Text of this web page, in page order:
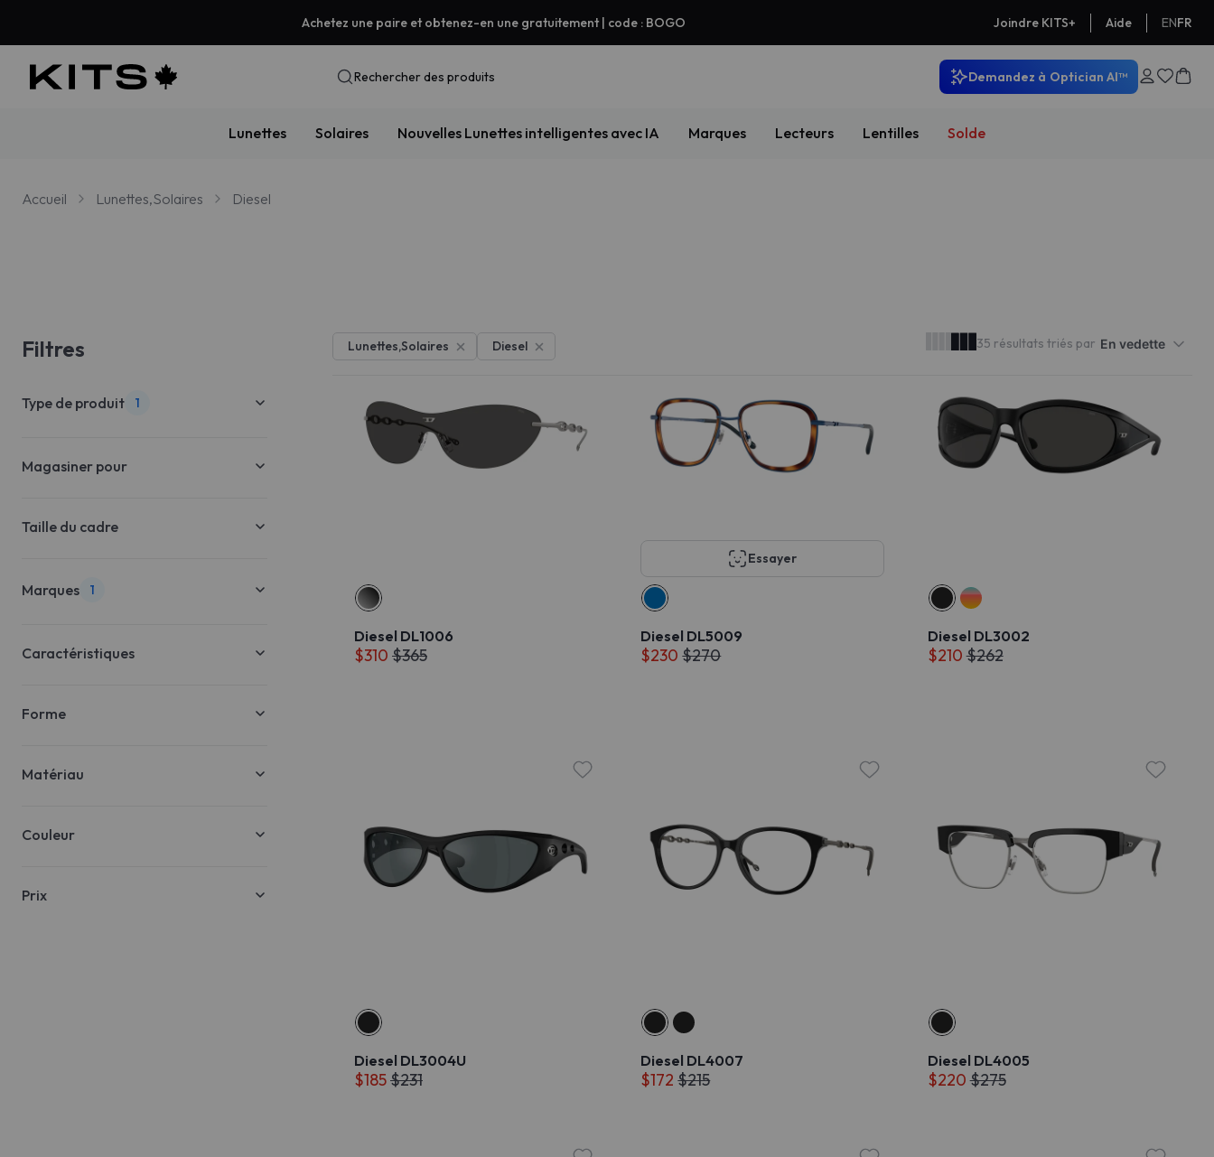
Achetez une paire et obtenez-en une gratuitement | code : BOGO Joindre KITS+ Aide ENFR
Rechercher des produits Demandez à Optician AI™
Lunettes Solaires Nouvelles Lunettes intelligentes avec IA Marques Lecteurs Lentilles Solde
Accueil Lunettes,Solaires Diesel
Filtres
Type de produit 1
Magasiner pour
Taille du cadre
Marques 1
Caractéristiques
Forme
Matériau
Couleur
Prix
Lunettes,Solaires Diesel 35 résultats triés par En vedette
Diesel DL1006
$365
$310
Essayer
Diesel DL5009
$270
$230
Diesel DL3002
$262
$210
Diesel DL3004U
$231
$185
Diesel DL4007
$215
$172
Diesel DL4005
$275
$220